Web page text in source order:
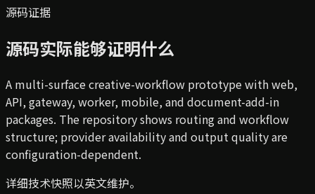
源码证据
源码实际能够证明什么
A multi-surface creative-workflow prototype with web,
API, gateway, worker, mobile, and document-add-in
packages. The repository shows routing and workflow
structure; provider availability and output quality are
configuration-dependent.
详细技术快照以英文维护。